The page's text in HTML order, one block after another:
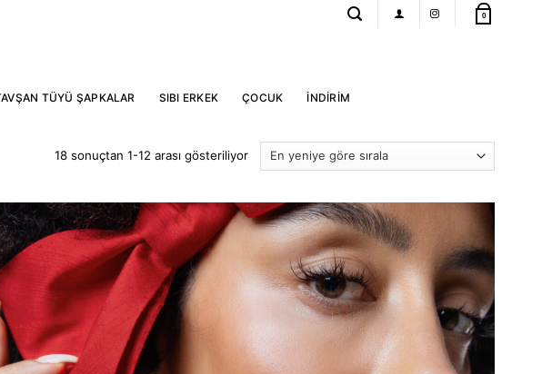
0
TÜYÜ ŞAPKALAR SIBI ERKEK ÇOCUK İNDİRİM
18 sonuçtan 1-12 arası gösteriliyorEn
yeniye
sıralandı